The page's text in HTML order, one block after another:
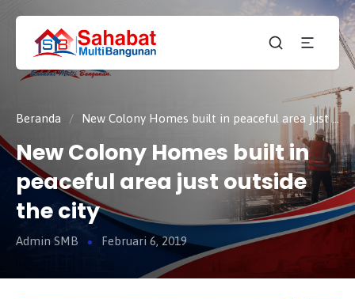
CV.
SAHABAT
MULTI
BANGUNAN
Sahabat
Pembangunan Anda
Beranda / New Colony Homes built in peaceful area just outside the city
New Colony Homes built in
peaceful area just outside
the city
Admin SMB Februari 6, 2019